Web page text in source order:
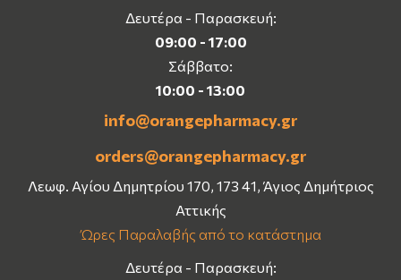
Δευτέρα - Παρασκευή:
09:00 - 17:00
Σάββατο:
10:00 - 13:00
info@orangepharmacy.gr
orders@orangepharmacy.gr
Λεωφ. Αγίου Δημητρίου 170, 173 41, Άγιος Δημήτριος
Αττικής
Ώρες Παραλαβής από το κατάστημα
Δευτέρα - Παρασκευή: